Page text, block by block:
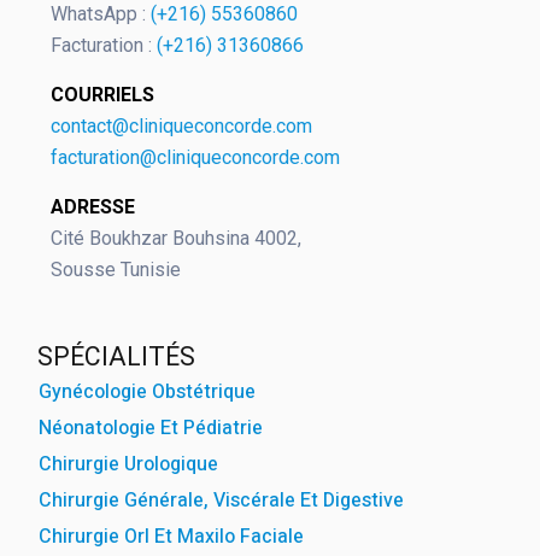
European Commission | Cookies
WhatsApp : (+216) 55360860
Facturation : (+216) 31360866
COURRIELS
contact@cliniqueconcorde.com
facturation@cliniqueconcorde.com
ADRESSE
Cité Boukhzar Bouhsina 4002,
Sousse Tunisie
SPÉCIALITÉS
Gynécologie Obstétrique
Néonatologie Et Pédiatrie
Chirurgie Urologique
Chirurgie Générale, Viscérale Et Digestive
Chirurgie Orl Et Maxilo Faciale